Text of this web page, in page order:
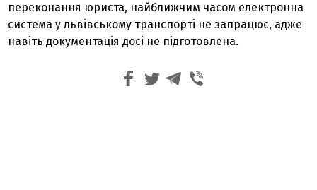
переконання юриста, найближчим часом електронна
система у львівському транспорті не запрацює, адже
навіть документація досі не підготовлена.